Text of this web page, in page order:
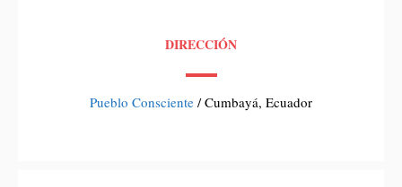
DIRECCIÓN
Pueblo Consciente / Cumbayá, Ecuador